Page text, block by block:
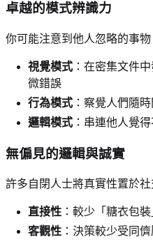
卓越的模式辨識力
你可能注意到他人忽略的事物
視覺模式 ：在密集文件
微錯誤
行為模式 ：察覺人們隨
邏輯模式 ：串連他人覺
無偏見的邏輯與誠實
許多自閉人士將真實性置於社
直接性 ：較少「糖衣包
客觀性 ：決策較少受同